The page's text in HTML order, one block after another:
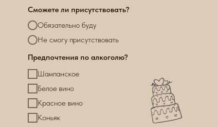
Сможете ли присутствовать?
Обязательно буду
Не смогу присутствовать
Предпочтения по алкоголю?
Шампанское
Белое вино
Красное вино
Коньяк